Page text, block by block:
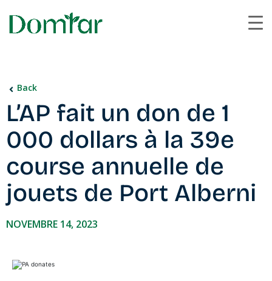
Back
L’AP fait un don de 1
000 dollars à la 39e
course annuelle de
jouets de Port Alberni
NOVEMBRE 14, 2023